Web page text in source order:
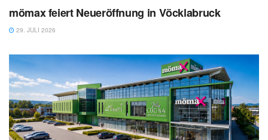
mömax feiert Neueröffnung in Vöcklabruck
29. JULI 2026